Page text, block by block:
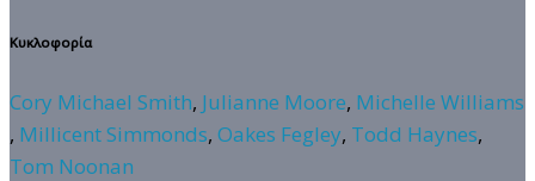
Κυκλοφορία
Cory Michael Smith, Julianne Moore, Michelle Williams
, Millicent Simmonds, Oakes Fegley, Todd Haynes,
Tom Noonan